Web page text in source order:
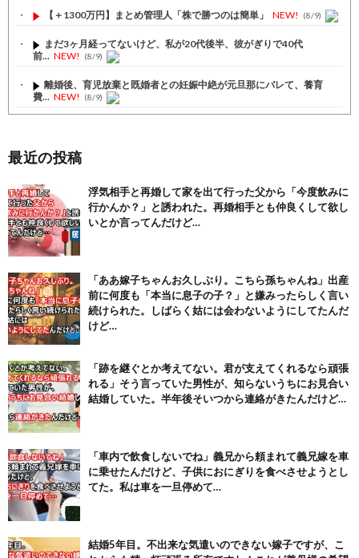
【＋1300万円】まとめ管理人「株で勝つのは簡単」 NEW! (8/9)
まだ3ヶ月経ってないけど、私が20代後半、彼がぎりで40代
前... NEW! (8/9)
離婚後、育児放棄と既婚者との妊娠中絶が元旦那にバレて、養育
費... NEW! (8/9)
【注目】熊本地震、28人死亡（30日午前6:30時点）
舌を絡ませて、唾液交換して── ちゅっちゅしながらの濃厚エッ...
(7/30)
【パリピ孔明】アニオリ場面も高評価「パリピ」続編への期待が高...
(6/22)
【画像】テイルズで一番マ〇コ舐めまわしたい女の子ｗｗｗｗｗ
(6/22)
Powered by livedoor 相互RSS
最近の投稿
浮気相手と再婚して家を出て行った父から「今度飲みに
行かんか？」と誘われた。再婚相手とも仲良くして欲し
いとか言ってんだけど…
「ああ嫁子ちゃんお久しぶり。こちら孫ちゃんね」出産
前に何度も「本当に息子の子？」と嫌みったらしく言い
続けられた。しばらく姑には会わないようにしてたんだ
けど…
「跡を継ぐとか考えてない。君が支えてくれるなら頑張
れる」そう言っていた男性が、知らないうちにお見合い
結婚していた。半年後そいつから連絡がきたんだけど…
「車内で飲食しないでね」義兄から頼まれて義兄嫁を車
に乗せたんだけど、子供におにぎりを食べさせようとし
てた。私は車を一旦停めて…
結婚5年目。不出来な気遣いのできない嫁子ですが、こ